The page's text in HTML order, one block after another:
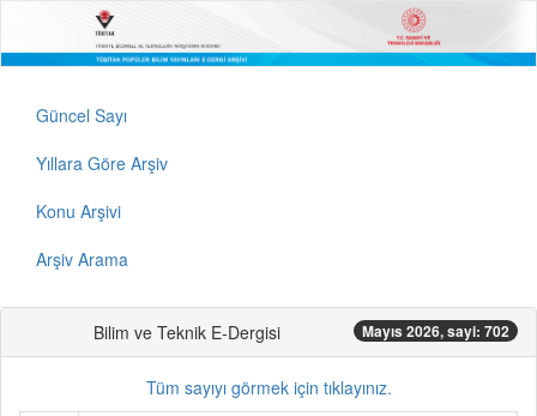
Güncel Sayı
Yıllara Göre Arşiv
Konu Arşivi
Arşiv Arama
Bilim ve Teknik E-Dergisi Mayıs 2026, sayi: 702
Tüm sayıyı görmek için tıklayınız.